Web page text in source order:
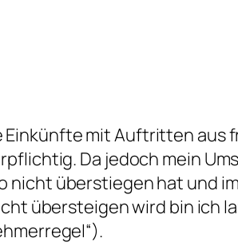
Einkünfte mit Auftritten
Da jedoch mein
nicht überstiegen hat und
übersteigen wird bin ich